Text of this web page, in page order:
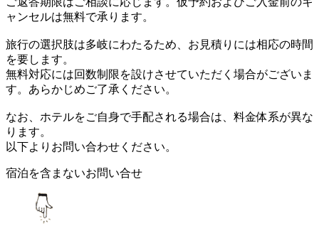
ャンセルは無料で承ります。
旅行の選択肢は多岐にわたるため、お見積りには相応の時間
を要します。
無料対応には回数制限を設けさせていただく場合がございま
す。あらかじめご了承ください。
なお、ホテルをご自身で手配される場合は、料金体系が異な
ります。
以下よりお問い合わせください。
宿泊を含まないお問い合せ